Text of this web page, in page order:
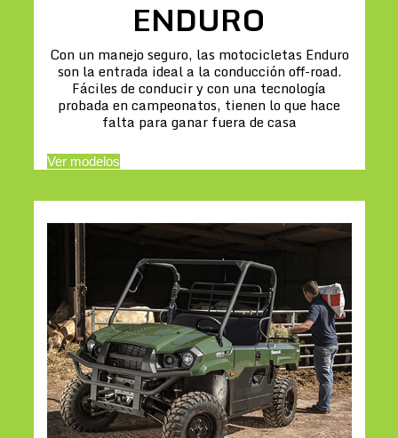
ENDURO
Con un manejo seguro, las motocicletas Enduro
son la entrada ideal a la conducción off-road.
Fáciles de conducir y con una tecnología
probada en campeonatos, tienen lo que hace
falta para ganar fuera de casa
Ver modelos